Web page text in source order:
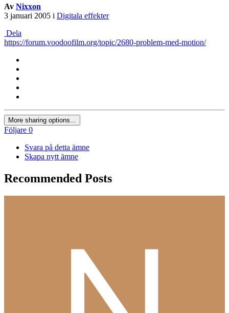
Av Nixxon
3 januari 2005 i Digitala effekter
Dela
https://forum.voodoofilm.org/topic/2680-problem-med-motion/
More sharing options...
Följare 0
Svara på detta ämne
Skapa nytt ämne
Recommended Posts